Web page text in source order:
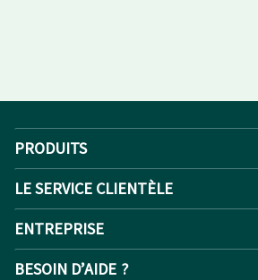
PRODUITS
LE SERVICE CLIENTÈLE
ENTREPRISE
BESOIN D’AIDE ?